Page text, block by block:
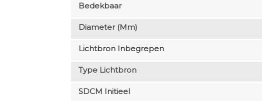
Bedekbaar
Diameter (mm)
Lichtbron Inbegrepen
Type Lichtbron
SDCM Initieel